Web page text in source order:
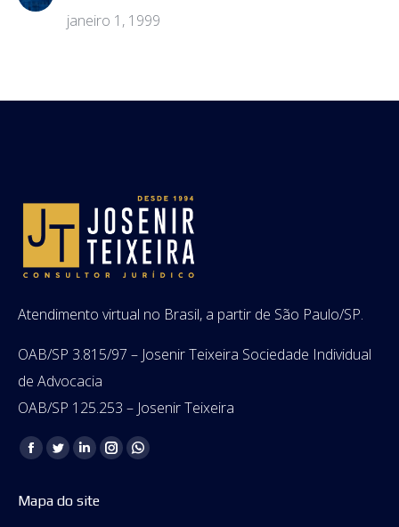
janeiro 1, 1999
Atendimento virtual no Brasil, a partir de São Paulo/SP.
OAB/SP 3.815/97 – Josenir Teixeira Sociedade Individual
de Advocacia
OAB/SP 125.253 – Josenir Teixeira
Encontre-nos em:
Facebook
opens
Twitter
opens
Linkedin
opens
InstagramWhatsapp
Mapa do site